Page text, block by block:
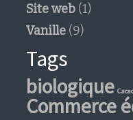
Site web (1)
Vanille (9)
Tags
biologique
Commerce